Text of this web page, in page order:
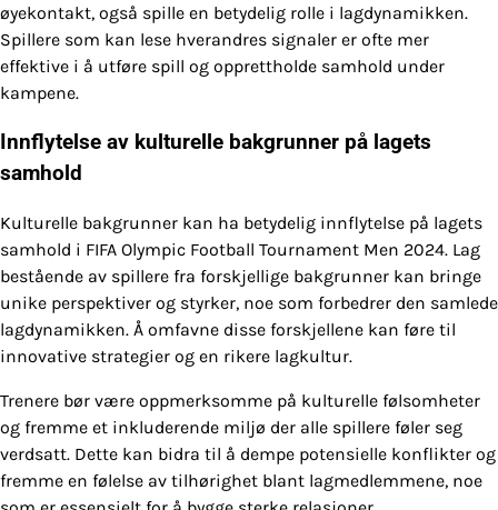
øyekontakt, også spille en betydelig rolle i lagdynamikken.
Spillere som kan lese hverandres signaler er ofte mer
effektive i å utføre spill og opprettholde samhold under
kampene.
Innflytelse av kulturelle bakgrunner på lagets
samhold
Kulturelle bakgrunner kan ha betydelig innflytelse på lagets
samhold i FIFA Olympic Football Tournament Men 2024. Lag
bestående av spillere fra forskjellige bakgrunner kan bringe
unike perspektiver og styrker, noe som forbedrer den samlede
lagdynamikken. Å omfavne disse forskjellene kan føre til
innovative strategier og en rikere lagkultur.
Trenere bør være oppmerksomme på kulturelle følsomheter
og fremme et inkluderende miljø der alle spillere føler seg
verdsatt. Dette kan bidra til å dempe potensielle konflikter og
fremme en følelse av tilhørighet blant lagmedlemmene, noe